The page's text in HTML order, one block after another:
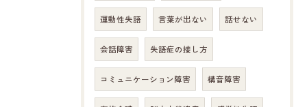
運動性失語 言葉が出ない 話せない
会話障害 失語症の接し方
コミュニケーション障害 構音障害